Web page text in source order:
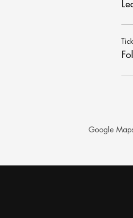
Google